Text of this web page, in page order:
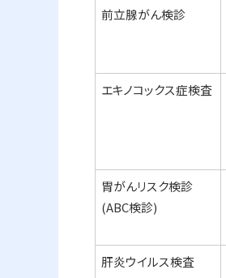
前立腺がん検診
エキノコックス症検査
胃がんリスク検診
(ABC検診)
肝炎ウイルス検査